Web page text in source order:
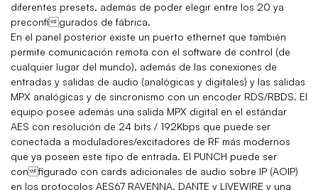
diferentes presets, además de poder elegir entre los 20 ya
preconfigurados de fábrica.
En el panel posterior existe un puerto ethernet que también
permite comunicación remota con el software de control (de
cualquier lugar del mundo), además de las conexiones de
entradas y salidas de audio (analógicas y digitales) y las salidas
MPX analógicas y de sincronismo con un encoder RDS/RBDS. El
equipo posee además una salida MPX digital en el estándar
AES con resolución de 24 bits / 192Kbps que puede ser
conectada a moduladores/excitadores de RF más modernos
que ya poseen este tipo de entrada. El PUNCH puede ser
configurado con cards adicionales de audio sobre IP (AOIP)
en los protocolos AES67 RAVENNA, DANTE y LIVEWIRE y una